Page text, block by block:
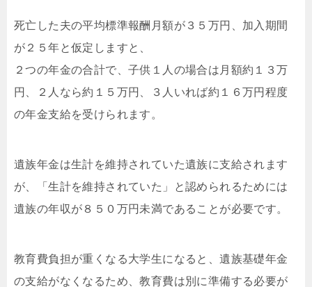
死亡した夫の平均標準報酬月額が３５万円、加入期間
が２５年と仮定しますと、
２つの年金の合計で、子供１人の場合は月額約１３万
円、２人なら約１５万円、３人いれば約１６万円程度
の年金支給を受けられます。
遺族年金は生計を維持されていた遺族に支給されます
が、「生計を維持されていた」と認められるためには
遺族の年収が８５０万円未満であることが必要です。
教育費負担が重くなる大学生になると、遺族基礎年金
の支給がなくなるため、教育費は別に準備する必要が